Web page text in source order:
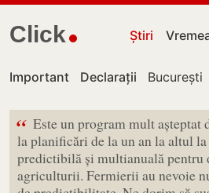
Click Știri
Important Declarații București
“ Este un program mult așteptat
la planificări de la un an la altul
predictibilă și multianuală pentru
agriculturii. Fermierii au nevoie